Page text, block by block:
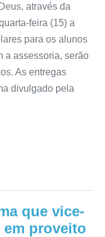
através da
feira (15) a
para os alunos
a assessoria, serão
As entregas
divulgado pela
que vice-
proveito